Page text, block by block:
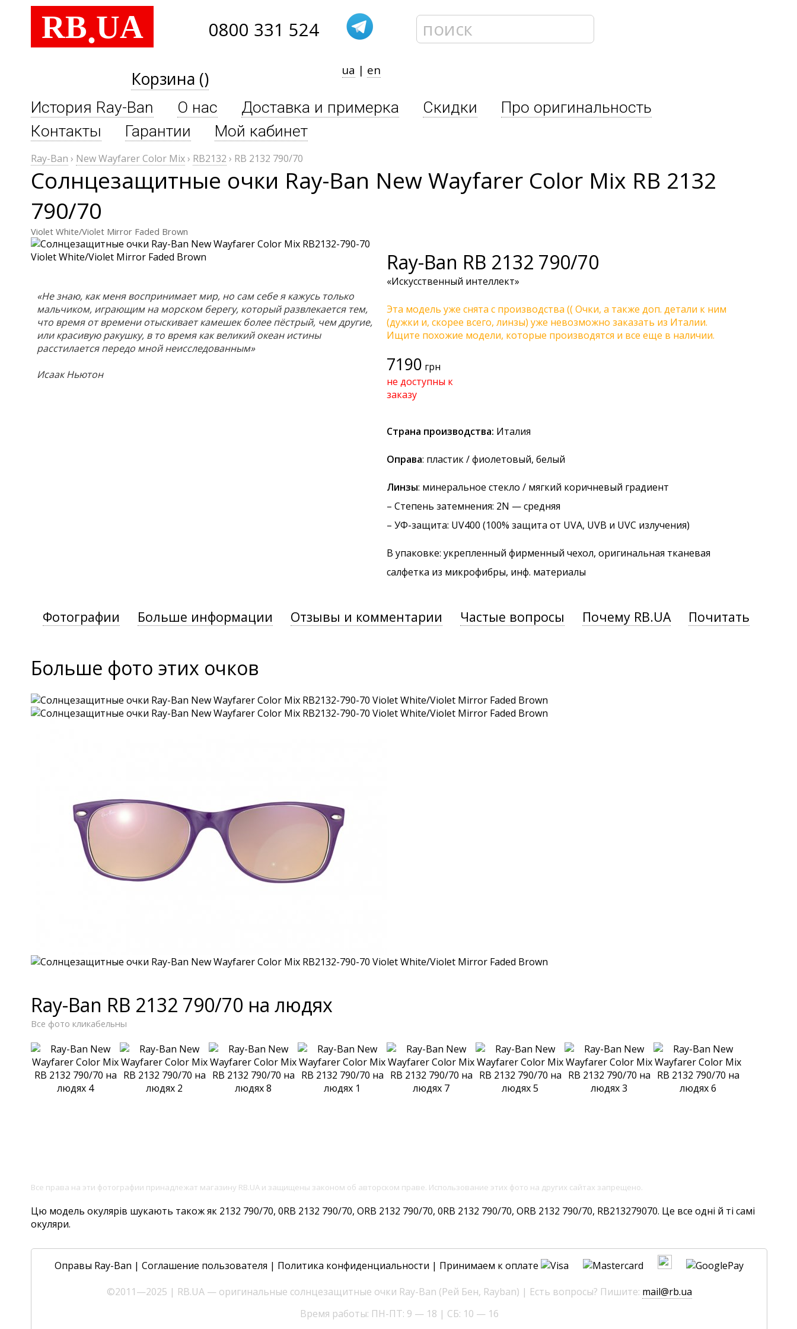
RB.UA 0800 331 524
Корзина () ua | en
История Ray-Ban О нас Доставка и примерка Скидки
Про оригинальность
Контакты
Гарантии Мой кабинет
Ray-Ban › New Wayfarer Color Mix› RB2132 › RB 2132 790/70
Солнцезащитные очки Ray-Ban New Wayfarer Color Mix RB 2132
790/70
Violet White/Violet Mirror Faded Brown
«Не знаю, как меня воспринимает мир, но сам себе я кажусь только
мальчиком, играющим на морском берегу, который развлекается тем,
что время от времени отыскивает камешек более пёстрый, чем другие,
или красивую ракушку, в то время как великий океан истины
расстилается передо мной неисследованным»
Исаак Ньютон
Ray-Ban RB 2132 790/70
«Искусственный интеллект»
Эта модель уже снята с производства (( Очки, а также доп. детали к ним
(дужки и, скорее всего, линзы) уже невозможно заказать из Италии.
Ищите похожие модели, которые производятся и все еще в наличии.
7190 грн
не доступны к
заказу
Страна производства: Италия
Оправа: пластик / фиолетовый, белый
Линзы: минеральное стекло / мягкий коричневый градиент
– Степень затемнения: 2N — средняя
– УФ-защита: UV400 (100% защита от UVA, UVB и UVC излучения)
В упаковке: укрепленный фирменный чехол, оригинальная тканевая
салфетка из микрофибры, инф. материалы
Фотографии Больше информации Отзывы и комментарии Частые вопросы Почему RB.UA Почитать
Больше фото этих очков
Ray-Ban RB 2132 790/70 на людях
Все фото кликабельны
Все права на эти фотографии принадлежат магазину RB.UA и защищены законом об авторском праве. Использование этих фото на других сайтах запрещено.
Цю модель окулярів шукають також як 2132 790/70, 0RB 2132 790/70, ORB 2132 790/70, 0RB 2132 790/70, ORB 2132 790/70, RB213279070. Це все одні й ті самі
окуляри.
Оправы Ray-Ban | Соглашение пользователя | Политика конфиденциальности | Принимаем к оплате
©2011—2025 | RB.UA — оригинальные солнцезащитные очки Ray-Ban (Рей Бен, Rayban) | Есть вопросы? Пишите: mail@rb.ua
Время работы: ПН-ПТ: 9 — 18 | СБ: 10 — 16